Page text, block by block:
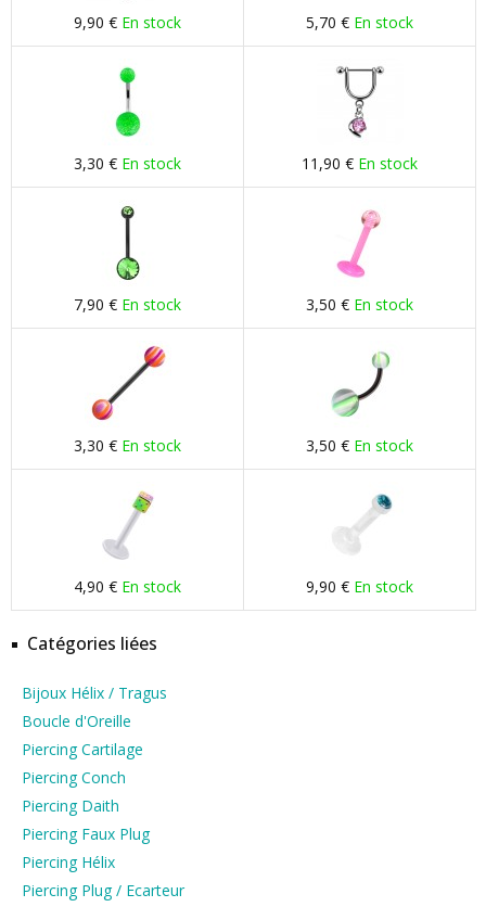
9,90 € En stock 5,70 € En stock
3,30 € En stock 11,90 € En stock
7,90 € En stock 3,50 € En stock
3,30 € En stock 3,50 € En stock
4,90 € En stock 9,90 € En stock
Catégories liées
Bijoux Hélix / Tragus
Boucle d'Oreille
Piercing Cartilage
Piercing Conch
Piercing Daith
Piercing Faux Plug
Piercing Hélix
Piercing Plug / Ecarteur